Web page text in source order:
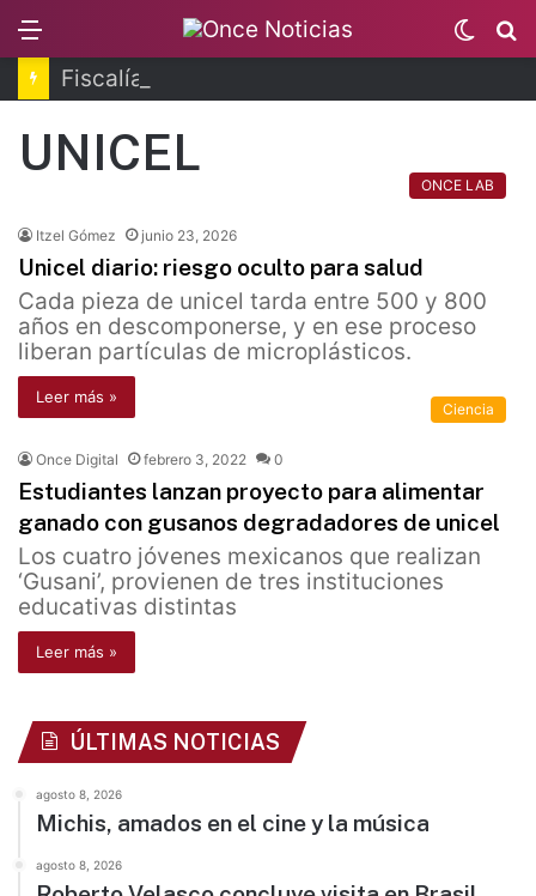
Switch
skin
UNICEL
ONCE LAB
Itzel Gómez junio 23, 2026
Unicel diario: riesgo oculto para salud
Cada pieza de unicel tarda entre 500 y 800
años en descomponerse, y en ese proceso
liberan partículas de microplásticos.
Leer más »
Ciencia
Once Digital febrero 3, 2022 0
Estudiantes lanzan proyecto para alimentar
ganado con gusanos degradadores de unicel
Los cuatro jóvenes mexicanos que realizan
‘Gusani’, provienen de tres instituciones
educativas distintas
Leer más »
ÚLTIMAS NOTICIAS
agosto 8, 2026
Michis, amados en el cine y la música
agosto 8, 2026